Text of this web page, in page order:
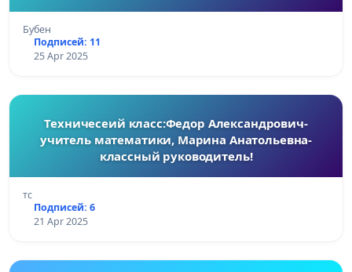
Бубен
Подписей: 11
25 Apr 2025
Техничесеий класс:Федор Александрович-
учитель математики, Марина Анатольевна-
классный руководитель!
тс
Подписей: 6
21 Apr 2025